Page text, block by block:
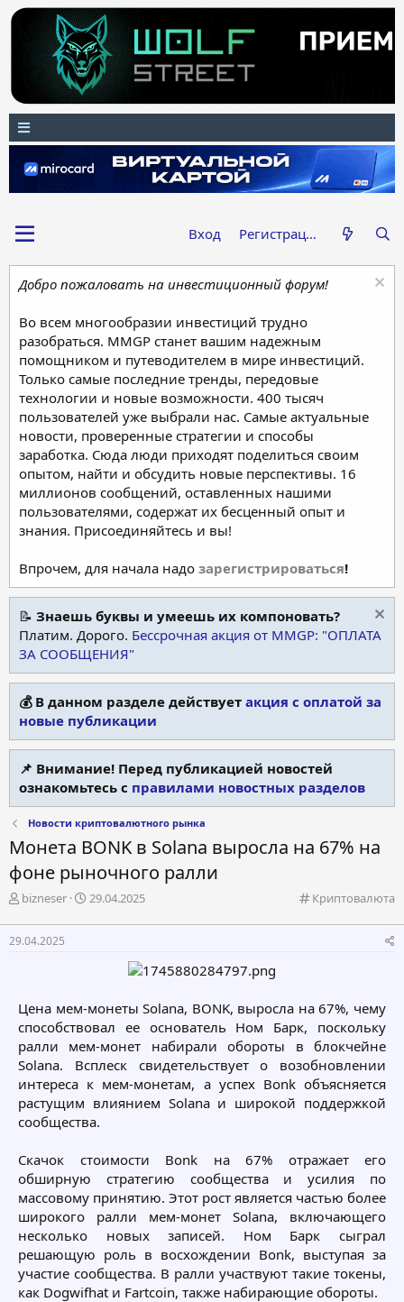
Вход Регистрация
Добро пожаловать на инвестиционный форум!
Во всем многообразии инвестиций трудно
разобраться. MMGP станет вашим надежным
помощником и путеводителем в мире инвестиций.
Только самые последние тренды, передовые
технологии и новые возможности. 400 тысяч
пользователей уже выбрали нас. Самые актуальные
новости, проверенные стратегии и способы
заработка. Сюда люди приходят поделиться своим
опытом, найти и обсудить новые перспективы. 16
миллионов сообщений, оставленных нашими
пользователями, содержат их бесценный опыт и
знания. Присоединяйтесь и вы!
Впрочем, для начала надо зарегистрироваться!
📝 Знаешь буквы и умеешь их компоновать?
Платим. Дорого. Бессрочная акция от MMGP: "ОПЛАТА
ЗА СООБЩЕНИЯ"
💰 В данном разделе действует акция с оплатой за
новые публикации
📌 Внимание! Перед публикацией новостей
ознакомьтесь с правилами новостных разделов
Новости криптовалютного рынка
Монета BONK в Solana выросла на 67% на
фоне рыночного ралли
К
т
и
Криптовалюта
А
т
о
м
ы
bizneser
Д
т
а
л
а
29.04.2025
29.04.2025
Цена мем-монеты Solana, BONK, выросла на 67%, чему
способствовал ее основатель Ном Барк, поскольку
ралли мем-монет набирали обороты в блокчейне
Solana. Всплеск свидетельствует о возобновлении
интереса к мем-монетам, а успех Bonk объясняется
растущим влиянием Solana и широкой поддержкой
сообщества.
Скачок стоимости Bonk на 67% отражает его
обширную стратегию сообщества и усилия по
массовому принятию. Этот рост является частью более
широкого ралли мем-монет Solana, включающего
несколько новых записей. Ном Барк сыграл
решающую роль в восхождении Bonk, выступая за
участие сообщества. В ралли участвуют такие токены,
как Dogwifhat и Fartcoin, также набирающие обороты.